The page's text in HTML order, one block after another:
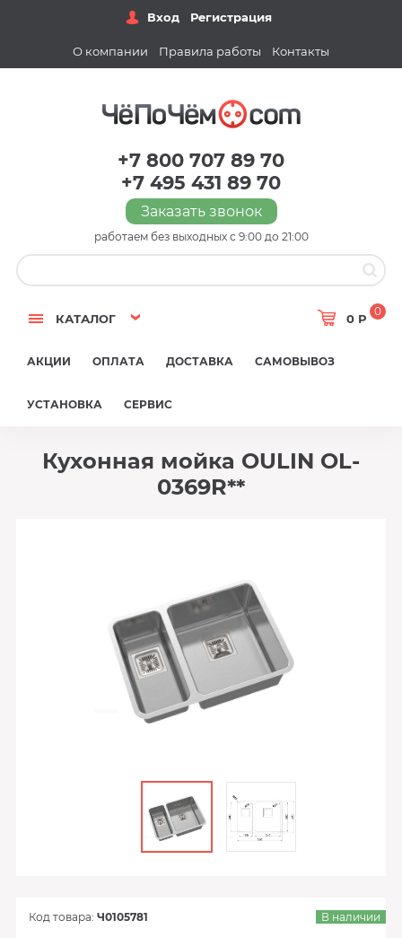
Вход Регистрация
О компании Правила работы Контакты
+7 800 707 89 70
+7 495 431 89 70
Заказать звонок
работаем без выходных с 9:00 до 21:00
КАТАЛОГ 0 Р
0
АКЦИИ ОПЛАТА ДОСТАВКА САМОВЫВОЗ
УСТАНОВКА СЕРВИС
Кухонная мойка OULIN OL-
0369R**
Код товара: Ч0105781 В наличии